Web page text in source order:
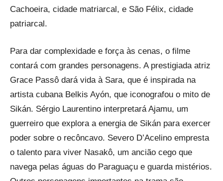
Cachoeira, cidade matriarcal, e São Félix, cidade
patriarcal.
Para dar complexidade e força às cenas, o filme
contará com grandes personagens. A prestigiada atriz
Grace Passô dará vida à Sara, que é inspirada na
artista cubana Belkis Ayón, que iconografou o mito de
Sikán. Sérgio Laurentino interpretará Ajamu, um
guerreiro que explora a energia de Sikán para exercer
poder sobre o recôncavo. Severo D’Acelino empresta
o talento para viver Nasakô, um ancião cego que
navega pelas águas do Paraguaçu e guarda mistérios.